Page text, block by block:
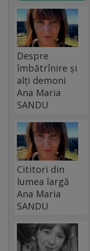
Despre
îmbătrînire și
alți demoni
Ana Maria
SANDU
Cititori din
lumea largă
Ana Maria
SANDU